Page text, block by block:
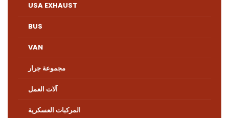
USA EXHAUST
BUS
VAN
مجموعة جرار
آلات العمل
المركبات العسكرية